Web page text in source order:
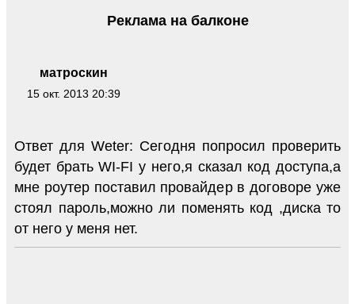
матроскин
15 окт. 2013 20:39
Реклама на балконе
Ответ для Weter: Сегодня попросил проверить
будет брать WI-FI у него,я сказал код доступа,а
мне роутер поставил провайдер в договоре уже
стоял пароль,можно ли поменять код ,диска то
от него у меня нет.